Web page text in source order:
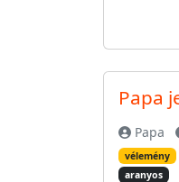
Papa
Papa
vélemény
aranyos